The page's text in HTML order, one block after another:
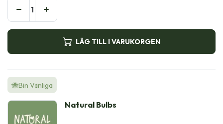
LÄG TILL I VARUKORGEN
🐝Bin Vänliga
Natural Bulbs